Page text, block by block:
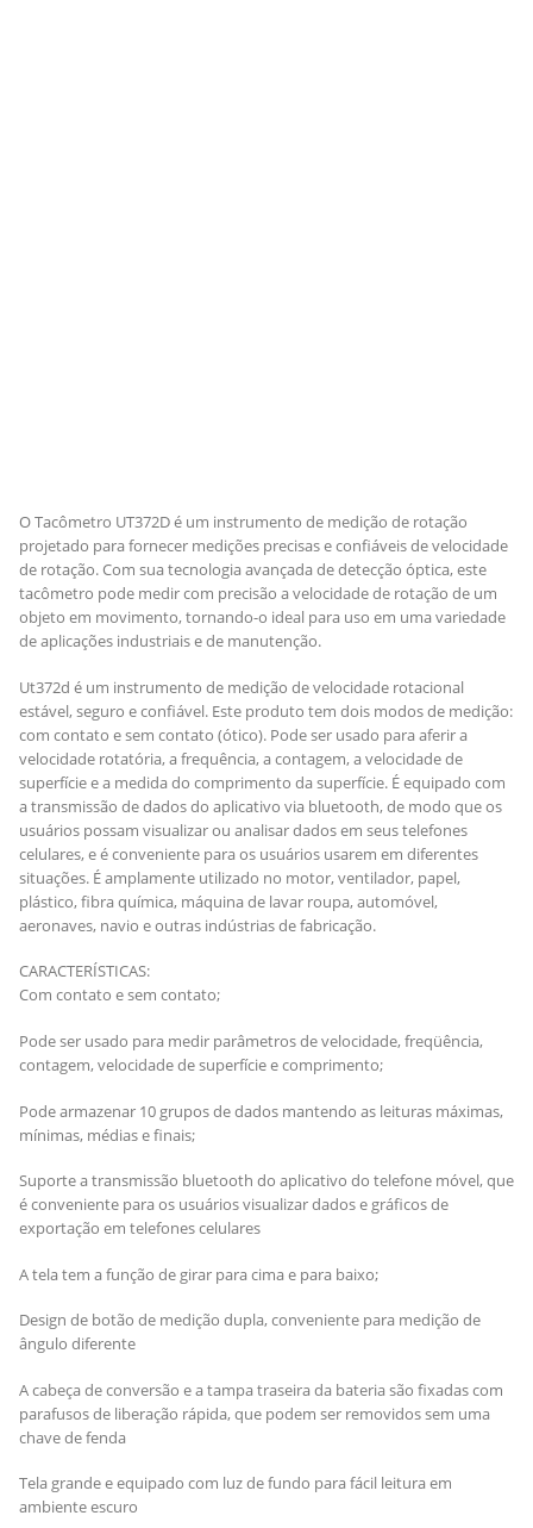
O Tacômetro UT372D é um instrumento de medição de rotação
projetado para fornecer medições precisas e confiáveis de velocidade
de rotação. Com sua tecnologia avançada de detecção óptica, este
tacômetro pode medir com precisão a velocidade de rotação de um
objeto em movimento, tornando-o ideal para uso em uma variedade
de aplicações industriais e de manutenção.
Ut372d é um instrumento de medição de velocidade rotacional
estável, seguro e confiável. Este produto tem dois modos de medição:
com contato e sem contato (ótico). Pode ser usado para aferir a
velocidade rotatória, a frequência, a contagem, a velocidade de
superfície e a medida do comprimento da superfície. É equipado com
a transmissão de dados do aplicativo via bluetooth, de modo que os
usuários possam visualizar ou analisar dados em seus telefones
celulares, e é conveniente para os usuários usarem em diferentes
situações. É amplamente utilizado no motor, ventilador, papel,
plástico, fibra química, máquina de lavar roupa, automóvel,
aeronaves, navio e outras indústrias de fabricação.
CARACTERÍSTICAS:
Com contato e sem contato;
Pode ser usado para medir parâmetros de velocidade, freqüência,
contagem, velocidade de superfície e comprimento;
Pode armazenar 10 grupos de dados mantendo as leituras máximas,
mínimas, médias e finais;
Suporte a transmissão bluetooth do aplicativo do telefone móvel, que
é conveniente para os usuários visualizar dados e gráficos de
exportação em telefones celulares
A tela tem a função de girar para cima e para baixo;
Design de botão de medição dupla, conveniente para medição de
ângulo diferente
A cabeça de conversão e a tampa traseira da bateria são fixadas com
parafusos de liberação rápida, que podem ser removidos sem uma
chave de fenda
Tela grande e equipado com luz de fundo para fácil leitura em
ambiente escuro